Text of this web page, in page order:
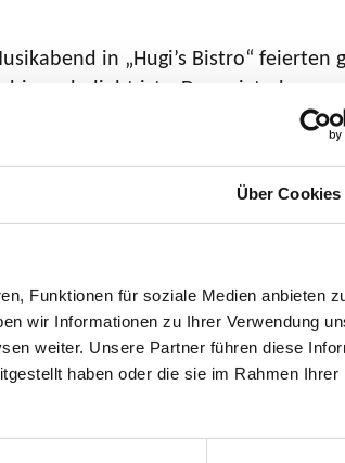
Über Cookies
Funktionen für soziale Medien anbieten
wir Informationen zu Ihrer Verwendung
weiter. Unsere Partner führen diese
haben oder die sie im Rahmen Ihrer
in „Hugi’s Bistro“ feierten
so beliebt ist: „Das zeigt, dass
viel Sinn. Viele Jecken
nach Hause.“
„Paveier“ kamen mit ihrem Hit
20 vorab ausgesuchten und vom
zwischen einem und sechs
auf Platz zwei und die
„Beer Bitches“ und „Cat
Am Ende standen die
„Querbeat“ (Platz 2/9113
„Brings“, „Fiasko“ und die